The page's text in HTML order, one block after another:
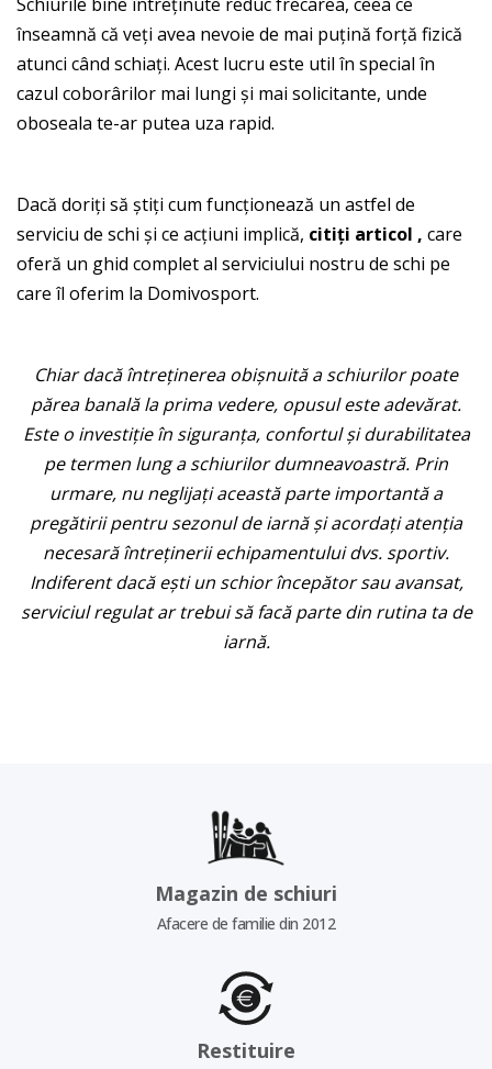
înseamnă că veți avea nevoie de mai puțină forță fizică
atunci când schiați. Acest lucru este util în special în
cazul coborârilor mai lungi și mai solicitante, unde
oboseala te-ar putea uza rapid.
Dacă doriți să știți cum funcționează un astfel de
serviciu de schi și ce acțiuni implică, citiți articol , care
oferă un ghid complet al serviciului nostru de schi pe
care îl oferim la Domivosport.
Chiar dacă întreținerea obișnuită a schiurilor poate
părea banală la prima vedere, opusul este adevărat.
Este o investiție în siguranța, confortul și durabilitatea
pe termen lung a schiurilor dumneavoastră. Prin
urmare, nu neglijați această parte importantă a
pregătirii pentru sezonul de iarnă și acordați atenția
necesară întreținerii echipamentului dvs. sportiv.
Indiferent dacă ești un schior începător sau avansat,
serviciul regulat ar trebui să facă parte din rutina ta de
iarnă.
Magazin de schiuri
Afacere de familie din 2012
Restituire